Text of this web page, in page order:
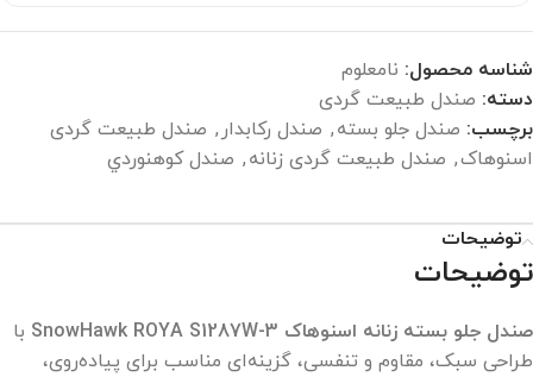
شناسه محصول: نامعلوم
دسته: صندل طبیعت گردی
برچسب: صندل جلو بسته, صندل رکابدار , صندل طبیعت گردی
اسنوهاک, صندل طبیعت گردی زنانه, صندل كوهنوردي
توضیحات
توضیحات
صندل جلو بسته زنانه اسنوهاک 3-SnowHawk ROYA S1287W
با
طراحی سبک، مقاوم و تنفسی، گزینه‌ای مناسب برای پیاده‌روی،